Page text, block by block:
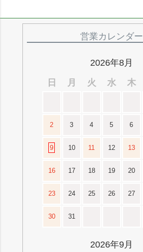
営業カレンダー
2026年8月
日
月 火 水 木
2 3 4 5 6
9 10 11 12 13
16 17 18 19 20
23 24 25 26 27
30 31
2026年9月